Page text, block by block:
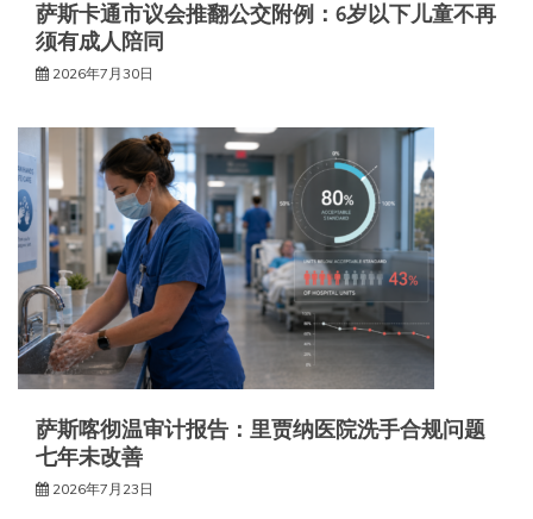
萨斯卡通市议会推翻公交附例：6岁以下儿童不再
须有成人陪同
2026年7月30日
萨斯喀彻温审计报告：里贾纳医院洗手合规问题
七年未改善
2026年7月23日